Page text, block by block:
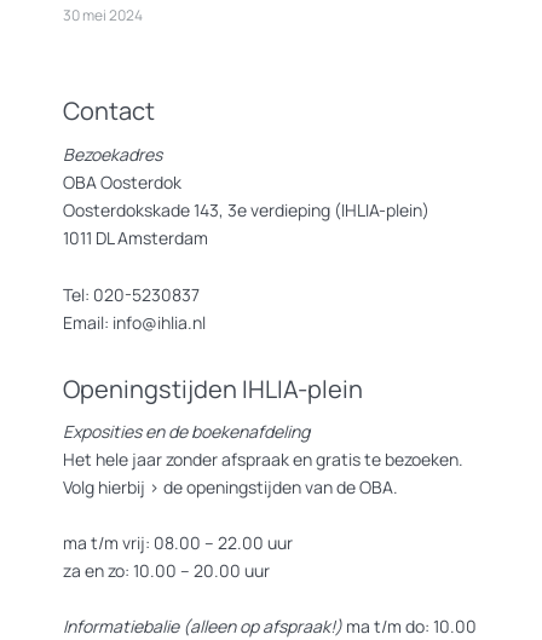
30 mei 2024
Contact
Bezoekadres
OBA Oosterdok
Oosterdokskade 143, 3e verdieping (IHLIA-plein)
1011 DL Amsterdam
Tel: 020-5230837
Email: info@ihlia.nl
Openingstijden IHLIA-plein
Exposities en de boekenafdeling
Het hele jaar zonder afspraak en gratis te bezoeken.
Volg hierbij > de openingstijden van de OBA.
ma t/m vrij: 08.00 – 22.00 uur
za en zo: 10.00 – 20.00 uur
Informatiebalie (alleen op afspraak!) ma t/m do: 10.00